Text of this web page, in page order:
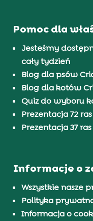
Pomoc dla
Jesteśmy
cały tydzień
Blog dla psów
Blog dla kotów
Quiz do wyboru
Prezentacja 72
Prezentacja 37
Informacje o
Wszystkie nasze
Polityka
Informacja o